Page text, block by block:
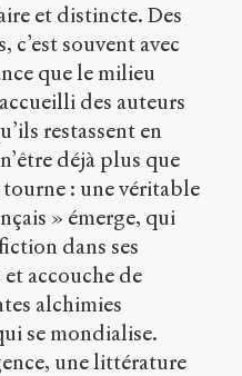
et distincte. Des
c’est souvent avec
que le milieu
des auteurs
restassent en
déjà plus que
tourne : une véritable
» émerge, qui
dans ses
accouche de
alchimies
se mondialise.
une littérature